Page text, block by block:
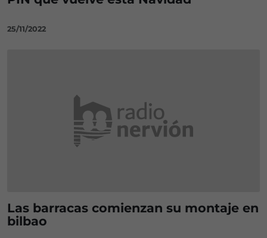
25/11/2022
Las barracas comienzan su montaje en
bilbao